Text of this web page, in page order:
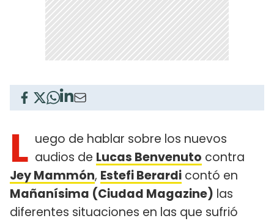
L uego de hablar sobre los nuevos
audios de Lucas Benvenuto contra
Jey Mammón, Estefi Berardi contó en
Mañanísima (Ciudad Magazine) las
diferentes situaciones en las que sufrió